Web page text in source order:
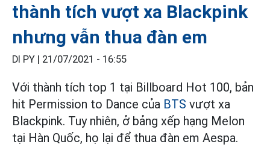
thành tích vượt xa Blackpink
nhưng vẫn thua đàn em
DI PY | 21/07/2021 - 16:55
Với thành tích top 1 tại Billboard Hot 100, bản
hit Permission to Dance của BTS vượt xa
Blackpink. Tuy nhiên, ở bảng xếp hạng Melon
tại Hàn Quốc, họ lại để thua đàn em Aespa.